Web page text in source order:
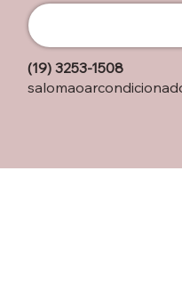
(19) 3253-1508